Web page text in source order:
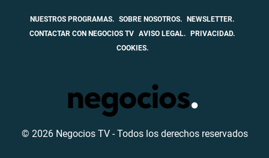
NUESTROS PROGRAMAS. SOBRE NOSOTROS. NEWSLETTER.
CONTACTAR CON NEGOCIOS TV AVISO LEGAL. PRIVACIDAD.
COOKIES.
© 2026 Negocios TV - Todos los derechos reservados